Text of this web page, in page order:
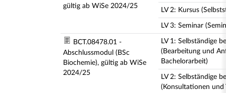
gültig ab WiSe 2024/25
LV 2: Kursus
LV 3: Seminar
BCT.08478.01 -
Abschlussmodul (BSc
Biochemie), gültig ab WiSe
2024/25
LV 1: Selbständige
(Bearbeitung und
Bachelorarbeit)
LV 2: Selbständige
(Konsultationen und